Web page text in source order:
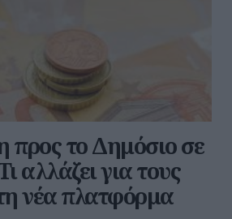
προς το Δημόσιο σε
αλλάζει για τους
νέα πλατφόρμα